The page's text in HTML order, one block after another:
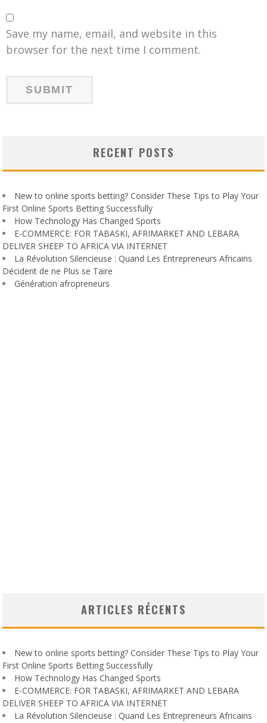
Save my name, email, and website in this
browser for the next time I comment.
RECENT POSTS
New to online sports betting? Consider These Tips to Play Your
First Online Sports Betting Successfully
How Technology Has Changed Sports
E-COMMERCE: FOR TABASKI, AFRIMARKET AND LEBARA
DELIVER SHEEP TO AFRICA VIA INTERNET
La Révolution Silencieuse : Quand Les Entrepreneurs Africains
Décident de ne Plus se Taire
Génération afropreneurs
ARTICLES RÉCENTS
New to online sports betting? Consider These Tips to Play Your
First Online Sports Betting Successfully
How Technology Has Changed Sports
E-COMMERCE: FOR TABASKI, AFRIMARKET AND LEBARA
DELIVER SHEEP TO AFRICA VIA INTERNET
La Révolution Silencieuse : Quand Les Entrepreneurs Africains